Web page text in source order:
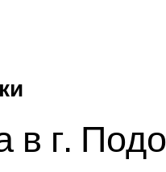
в г.